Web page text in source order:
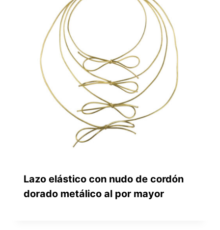
Lazo elástico con nudo de cordón
dorado metálico al por mayor